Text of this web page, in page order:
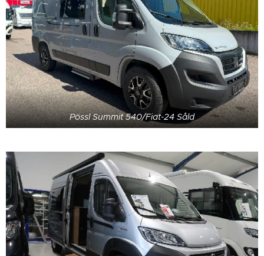
Pössl Summit 540/Fiat-24 Såld